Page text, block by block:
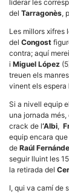
liderar les
del Tarragonès,
Les millors xifres
del Congost
contra; aquí
i Miguel López
treuen els
vinent els espera
Si a nivell equip
una jornada
crack de l‘Albi,
equip encara
de Raúl
seguir lluint les
la retirada del
I, qui va camí de